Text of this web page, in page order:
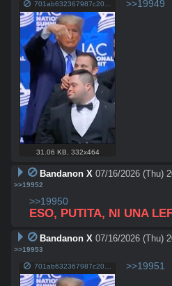
31.06 KB 332x464
>>19949
Bandanon X 07/16/2026 (Thu)
>>19952
>>19950
ESO, PUTITA, NI UNA
Bandanon X 07/16/2026 (Thu)
>>19953
>>19951